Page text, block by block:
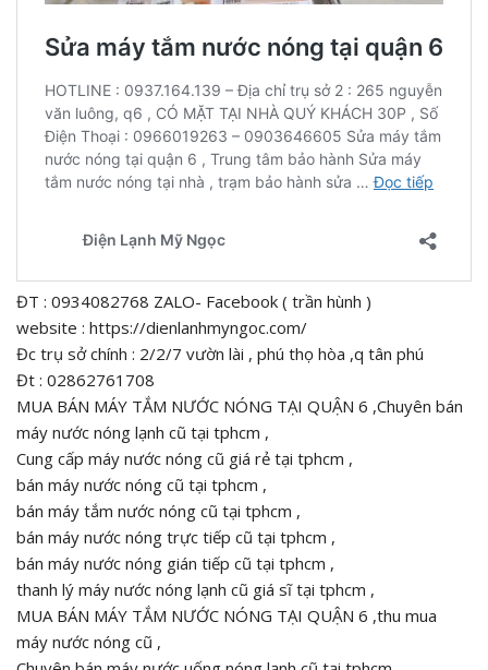
ĐT : 0934082768 ZALO- Facebook ( trần hùnh )
website : https://dienlanhmyngoc.com/
Đc trụ sở chính : 2/2/7 vườn lài , phú thọ hòa ,q tân phú
Đt : 02862761708
MUA BÁN MÁY TẮM NƯỚC NÓNG TẠI QUẬN 6 ,Chuyên bán
máy nước nóng lạnh cũ tại tphcm ,
Cung cấp máy nước nóng cũ giá rẻ tại tphcm ,
bán máy nước nóng cũ tại tphcm ,
bán máy tắm nước nóng cũ tại tphcm ,
bán máy nước nóng trực tiếp cũ tại tphcm ,
bán máy nước nóng gián tiếp cũ tại tphcm ,
thanh lý máy nước nóng lạnh cũ giá sĩ tại tphcm ,
MUA BÁN MÁY TẮM NƯỚC NÓNG TẠI QUẬN 6 ,thu mua
máy nước nóng cũ ,